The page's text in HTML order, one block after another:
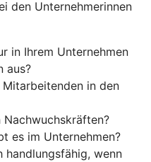
den Unternehmerinnen
in Ihrem Unternehmen
aus?
in den
es im Unternehmen?
handlungsfähig, wenn